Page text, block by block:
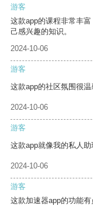
游客
这款app的课程非常丰
己感兴趣的知识。
2024-10-06
游客
这款app的社区氛围很温
2024-10-06
游客
这款app就像我的私人助
2024-10-06
游客
这款加速器app的功能